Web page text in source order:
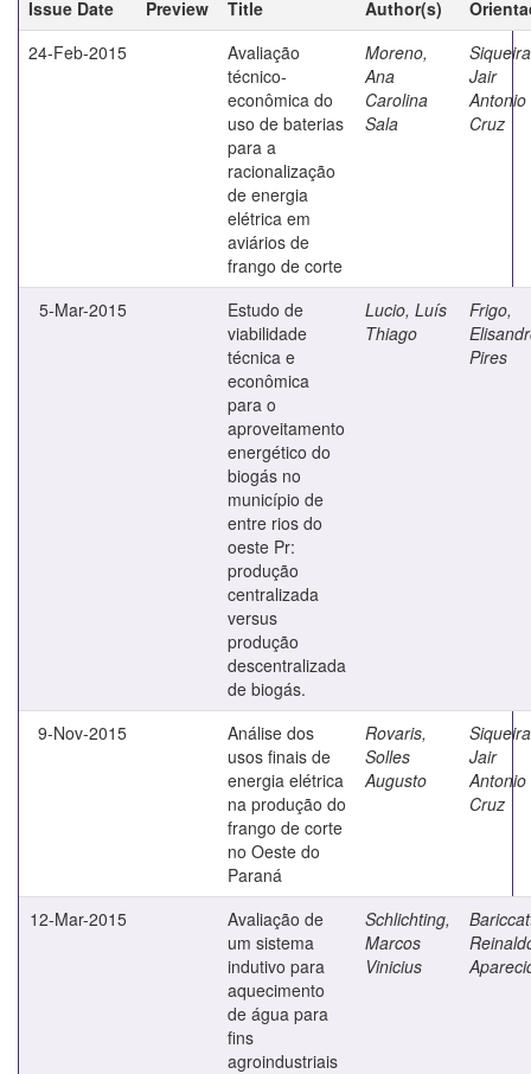
Issue Date
Preview Title Author(s)
24-Feb-2015
Avaliação
técnico-
econômica do
uso de baterias
para a
racionalização
de energia
elétrica em
aviários de
frango de corte
Moreno,
Ana
Carolina
Sala
Jair
Antonio
Cruz
5-Mar-2015
Estudo de
viabilidade
técnica e
econômica
para o
aproveitamento
energético do
biogás no
município de
entre rios do
oeste Pr:
produção
centralizada
versus
produção
descentralizada
de biogás.
Lucio, Luís
Thiago
Frigo,
Pires
9-Nov-2015
Análise dos
usos finais de
energia elétrica
na produção do
frango de corte
no Oeste do
Paraná
Rovaris,
Solles
Augusto
Jair
Antonio
Cruz
12-Mar-2015
Avaliação de
um sistema
indutivo para
aquecimento
de água para
fins
agroindustriais
Schlichting,
Marcos
Vinicius